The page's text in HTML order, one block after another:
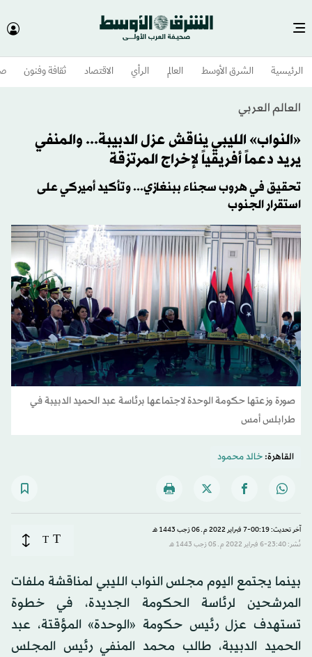
الرئيسية الشرق الأوسط​ العالم الرأي الاقتصاد ثقافة وفنون
العالم العربي
«النواب» الليبي يناقش عزل الدبيبة... والمنفي
يريد دعماً أفريقياً لإخراج المرتزقة
تحقيق في هروب سجناء ببنغازي... وتأكيد أميركي على
استقرار الجنوب
صورة وزعتها حكومة الوحدة لاجتماعها برئاسة عبد الحميد الدبيبة في
طرابلس أمس
القاهرة:خالد محمود
آخر تحديث: 00:19-7 فبراير 2022 م ـ 06 رَجب 1443 هـ
نُشر: 23:40-6 فبراير 2022 م ـ 05 رَجب 1443 هـ
T
T
بينما يجتمع اليوم مجلس النواب الليبي لمناقشة ملفات
المرشحين لرئاسة الحكومة الجديدة، في خطوة
تستهدف عزل رئيس حكومة «الوحدة» المؤقتة، عبد
الحميد الدبيبة، طالب محمد المنفي رئيس المجلس